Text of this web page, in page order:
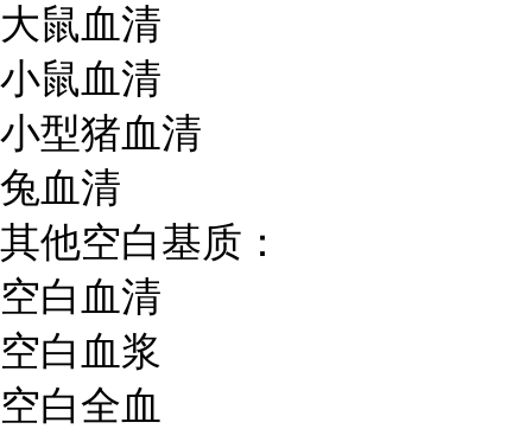
大鼠血清
小鼠血清
小型猪血清
兔血清
其他空白基质：
空白血清
空白血浆
空白全血